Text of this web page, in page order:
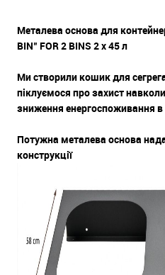
Металева основа для
BIN" FOR 2 BINS 2 х 45 л
Ми створили кошик для
піклуємося про захист
зниження енергоспоживання в
Потужна металева основа надає
конструкції